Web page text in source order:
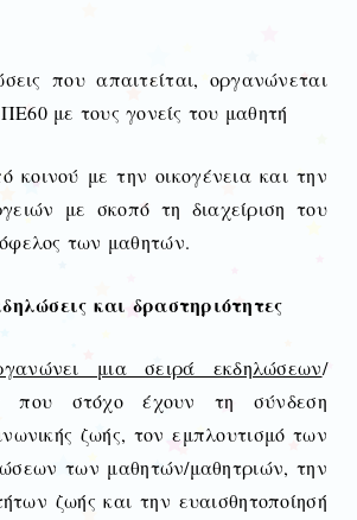
που απαιτείται, οργανώνεται
με τους γονείς του μαθητή
κοινού με την οικογένεια και την
με σκοπό τη διαχείριση του
των μαθητών.
και δραστηριότητες
μια σειρά εκδηλώσεων/
που στόχο έχουν τη σύνδεση
ζωής, τον εμπλουτισμό των
των μαθητών/μαθητριών, την
ζωής και την ευαισθητοποίησή